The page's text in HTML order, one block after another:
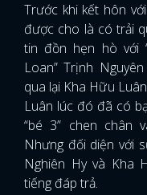
Trước khi kết hôn
được cho là có trải
tin đồn hẹn hò với
Loan” Trịnh
qua lại Kha Hữu
Luân lúc đó đã có
“bé 3” chen chân
Nhưng đối diện với
Nghiên Hy và Kha
tiếng đáp trả.